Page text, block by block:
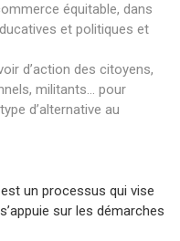
équitable, dans
et politiques et
d’action des citoyens,
militants… pour
d’alternative au
un processus qui vise
sur les démarches